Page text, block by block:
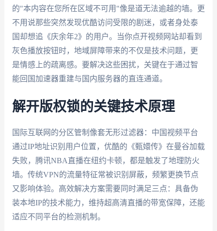
的"本内容在您所在区域不可用"像是道无法逾越的墙。更
不用说那些突然发现优酷访问受限的剧迷，或者身处泰
国却想追《庆余年2》的用户。当你点开视频网站却看到
灰色播放按钮时，地域屏障带来的不仅是技术问题，更
是情感上的疏离感。要解决这些困扰，关键在于通过智
能回国加速器重建与国内服务器的直连通道。
解开版权锁的关键技术原理
国际互联网的分区管制像套无形过滤器：中国视频平台
通过IP地址识别用户位置，优酷的《甄嬛传》在曼谷加载
失败，腾讯NBA直播在纽约卡顿，都是触发了地理防火
墙。传统VPN的流量特征常被识别屏蔽，频繁更换节点
又影响体验。高效解决方案需要同时满足三点：具备伪
装本地IP的技术能力，维持超高清直播的带宽保障，还能
适应不同平台的检测机制。